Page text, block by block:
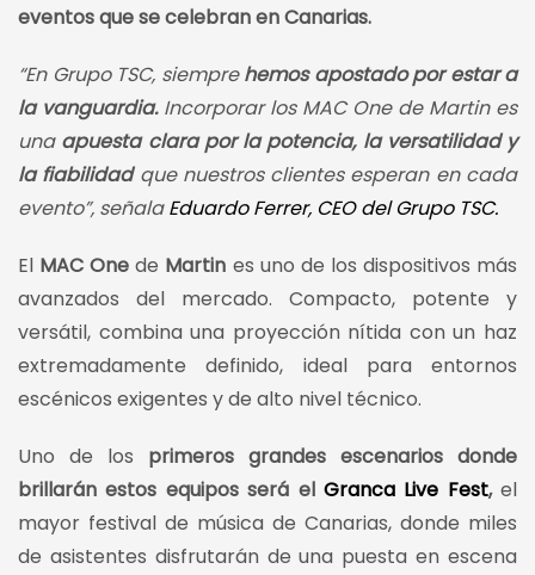
eventos que se celebran en Canarias.
“En Grupo TSC, siemprehemos apostado por estar a
la vanguardia.Incorporar los MAC One de Martin es
una apuesta clara por la potencia, la versatilidad y
la fiabilidad que nuestros clientes esperan en cada
evento”, señalaEduardo Ferrer, CEO del Grupo TSC.
El MAC One de Martin es uno de los dispositivos más
avanzados del mercado. Compacto, potente y
versátil, combina una proyección nítida con un haz
extremadamente definido, ideal para entornos
escénicos exigentes y de alto nivel técnico.
Uno de los primeros grandes escenarios donde
brillarán estos equipos será el Granca Live Fest,el
mayor festival de música de Canarias, donde miles
de asistentes disfrutarán de una puesta en escena